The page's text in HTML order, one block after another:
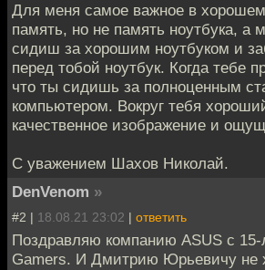
Для меня самое важное в хорошем
память, но не память ноутбука, а
сидиш за хорошим ноутбуком и
перед тобой ноутбук. Когда тебе
что ты сидишь за полноценным
компьютером. Вокруг тебя
качественное изображение и
С уважением Шахов Николай.
DenVenom »
#2 | 18.08.21 23:02 | ответить
Поздравляю компанию ASUS с
Gamers. И Дмитрию Юрьевичу не